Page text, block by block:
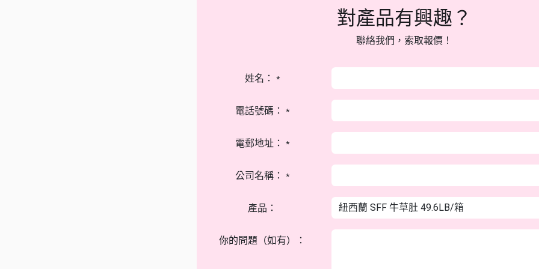
對產品有興趣？
聯絡我們，索取報價！
姓名： *
電話號碼： *
電郵地址： *
公司名稱： *
產品：
你的問題（如有）：